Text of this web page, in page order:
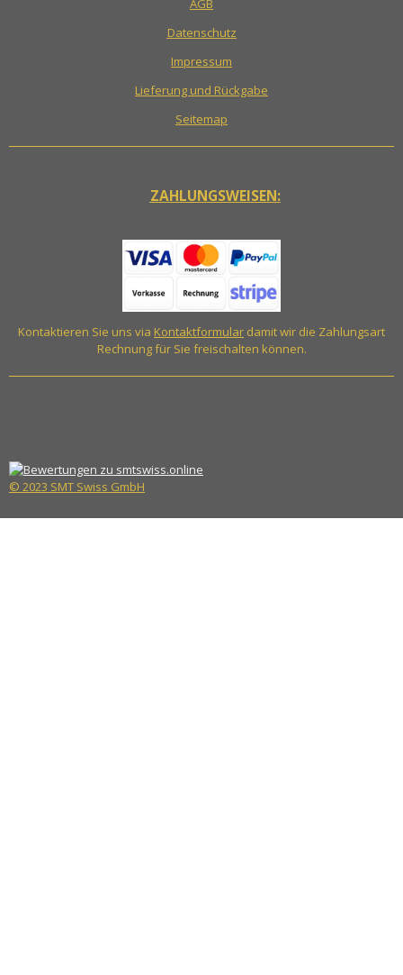
AGB
Datenschutz
Impressum
Lieferung und Rückgabe
Seitemap
ZAHLUNGSWEISEN:
Kontaktieren Sie uns via Kontaktformular damit wir die Zahlungsart
Rechnung für Sie freischalten können.
© 2023 SMT Swiss GmbH